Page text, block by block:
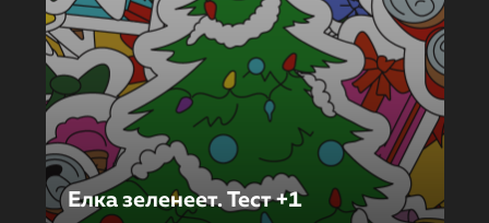
Елка зеленеет. Тест +1